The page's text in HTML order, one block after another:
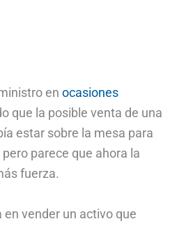
en ocasiones
que la posible venta de una
estar sobre la mesa para
parece que ahora la
fuerza.
en vender un activo que